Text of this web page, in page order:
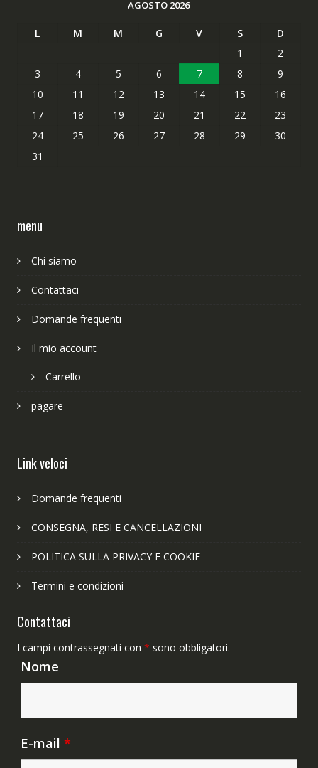
AGOSTO 2026
L M M G V S
D
1
2
3
4 5 6 7 8
9
10
11 12 13 14 15
16
17
18 19 20 21 22
23
24
25 26 27 28 29
30
31
menu
Chi siamo
Contattaci
Domande frequenti
Il mio account
Carrello
pagare
Link veloci
Domande frequenti
CONSEGNA, RESI E CANCELLAZIONI
POLITICA SULLA PRIVACY E COOKIE
Termini e condizioni
Contattaci
I campi contrassegnati con * sono obbligatori.
Nome
E-mail *